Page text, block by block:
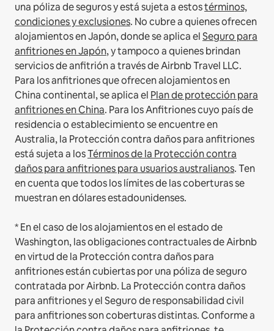
una póliza de seguros y está sujeta a estostérminos,
condiciones y exclusiones. No cubre a quienes ofrecen
alojamientos en Japón, donde se aplica elSeguro para
anfitriones en Japón, y tampoco a quienes brindan
servicios de anfitrión a través de Airbnb Travel LLC.
Para los anfitriones que ofrecen alojamientos en
China continental, se aplica el Plan de protección para
anfitriones en China. Para los Anfitriones cuyo país de
residencia o establecimiento se encuentre en
Australia, la Protección contra daños para anfitriones
está sujeta a losTérminos de la Protección contra
daños para anfitriones para usuarios australianos. Ten
en cuenta que todos los límites de las coberturas se
muestran en dólares estadounidenses.
* En el caso de los alojamientos en el estado de
Washington, las obligaciones contractuales de Airbnb
en virtud de la Protección contra daños para
anfitriones están cubiertas por una póliza de seguro
contratada por Airbnb. La Protección contra daños
para anfitriones y el Seguro de responsabilidad civil
para anfitriones son coberturas distintas. Conforme a